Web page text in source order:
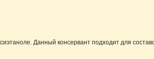
Данный консервант подходит для